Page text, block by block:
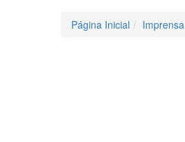
Página Inicial Imprensa